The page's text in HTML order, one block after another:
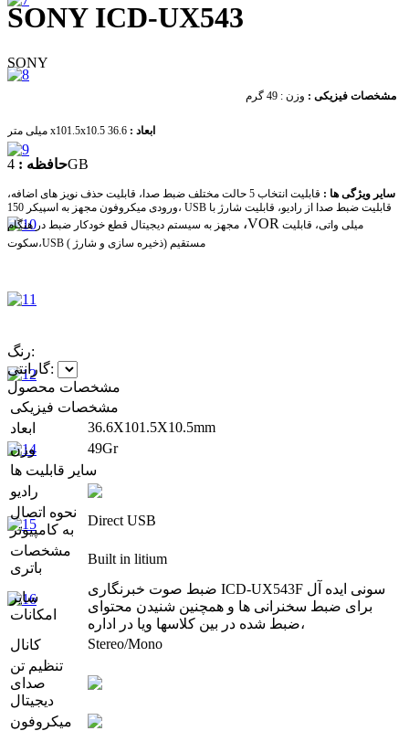
SONY ICD-UX543
SONY
مشخصات فیزیکی :
ابعاد : x101.5x10.5
حافظه :4GB
سایر ویژگی ها :
قابلیت انتخاب 5 حالت مختلف ضبط صدا، قابلیت حذف نویز های اضافه،
قابلیت ضبط صدا از رادیو، قابلیت شارژ با USB
،ورودی میکروفون مجهز به اسپیکر 150
میلی واتی، قابلیت ،VOR مجهز به سیستم دیجیتال قطع خودکار ضبط در هنگام
سکوت،
USB مستقیم (ذخیره سازی و شارژ )
رنگ:
گارانتی:
مشخصات محصول
مشخصات فیزیکی
ابعاد
36.6X101.5X10.5mm
وزن
49Gr
سایر قابلیت ها
رادیو
نحوه اتصال
به کامپیوتر
Direct USB
مشخصات
باتری
Built in litium
سایر
امکانات
ضبط صوت خبرنگاری ICD-UX543F سونی ایده آل
برای ضبط سخنرانی ها و همچنین شنیدن محتوای
ضبط شده در بین کلاسها ویا در اداره،
کانال
Stereo/Mono
تنظیم تن
صدای
دیجیتال
میکروفون